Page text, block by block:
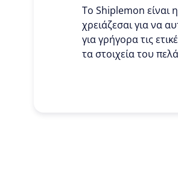
To Shiplemon είναι
χρειάζεσαι για να
για γρήγορα τις
τα στοιχεία του